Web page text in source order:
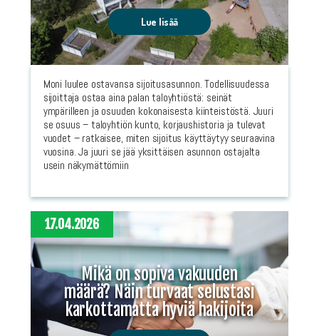
Lue lisää
Moni luulee ostavansa sijoitusasunnon. Todellisuudessa
sijoittaja ostaa aina palan taloyhtiöstä: seinät
ympärilleen ja osuuden kokonaisesta kiinteistöstä. Juuri
se osuus – taloyhtiön kunto, korjaushistoria ja tulevat
vuodet – ratkaisee, miten sijoitus käyttäytyy seuraavina
vuosina. Ja juuri se jää yksittäisen asunnon ostajalta
usein näkymättömiin
Mikä on sopiva vakuuden
määrä? Näin turvaat selustasi
karkottamatta hyviä hakijoita
17.04.2026